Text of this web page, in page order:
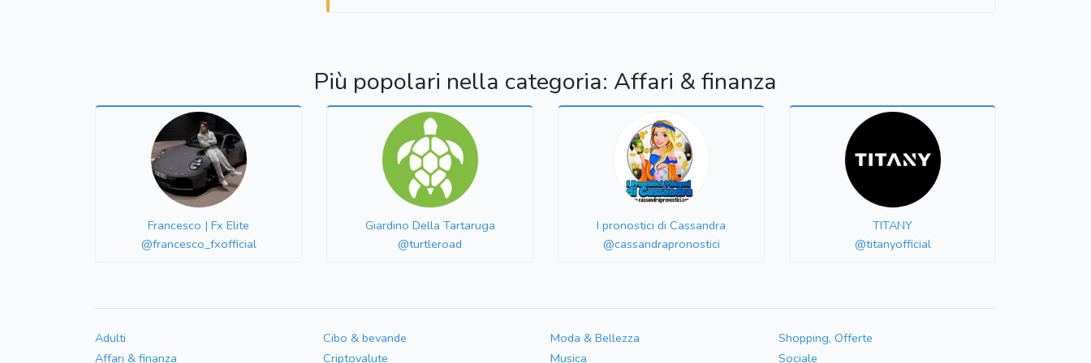
Più popolari nella categoria: Affari & finanza
Francesco | Fx Elite
@francesco_fxofficial
Giardino Della Tartaruga
@turtleroad
I pronostici di Cassandra
@cassandrapronostici
TITANY
@titanyofficial
Adulti
Affari & finanza
Cibo & bevande
Criptovalute
Moda & Bellezza
Musica
Shopping, Offerte
Sociale